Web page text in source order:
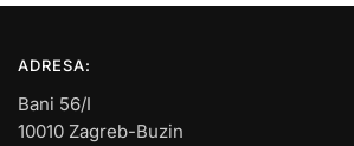
ADRESA:
Bani 56/I
10010 Zagreb-Buzin